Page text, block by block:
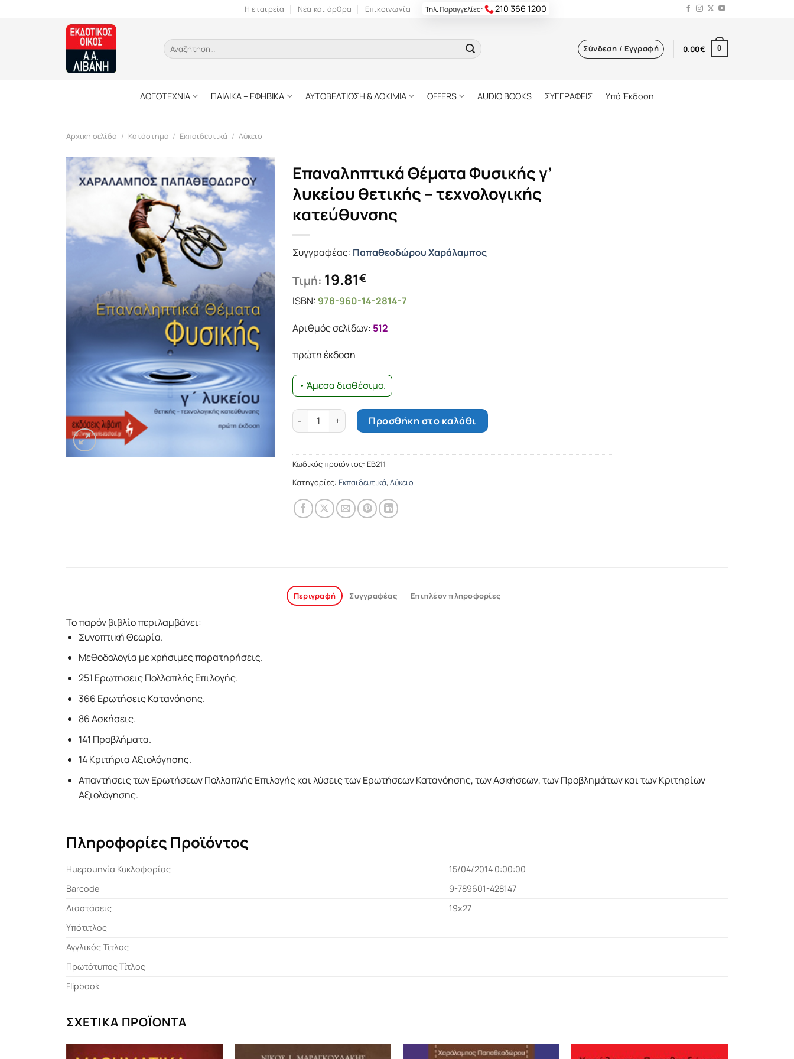
Η εταιρεία Νέα και άρθρα Επικοινωνία Τηλ. Παραγγελίες: 210 366 1200
Αναζήτηση
για:
Σύνδεση / Εγγραφή 0.00€ 0
ΛΟΓΟΤΕΧΝΙΑ ΠΑΙΔΙΚΑ – ΕΦΗΒΙΚΑ ΑΥΤΟΒΕΛΤΙΩΣΗ & ΔΟΚΙΜΙΑ OFFERS AUDIO BOOKS ΣΥΓΓΡΑΦΕΙΣ Υπό Έκδοση
Αρχική σελίδα / Κατάστημα / Εκπαιδευτικά / Λύκειο
Επαναληπτικά Θέματα Φυσικής γ’
λυκείου θετικής – τεχνολογικής
κατεύθυνσης
Συγγραφέας: Παπαθεοδώρου Χαράλαμπος
Τιμή: 19.81€
ISBN: 978-960-14-2814-7
Αριθμός σελίδων: 512
πρώτη έκδοση
• Άμεσα διαθέσιμο.
Επαναληπτικά Θέματα Φυσικής γ’ λυκείου θετικής - τεχνολογικής κατεύθυνσης ποσότητα
Προσθήκη στο καλάθι
Κωδικός προϊόντος:ΕΒ211
Κατηγορίες: Εκπαιδευτικά,Λύκειο
Περιγραφή Συγγραφέας Επιπλέον πληροφορίες
Το παρόν βιβλίο περιλαμβάνει:
Συνοπτική Θεωρία.
Μεθοδολογία με χρήσιμες παρατηρήσεις.
251 Ερωτήσεις Πολλαπλής Επιλογής.
366 Ερωτήσεις Κατανόησης.
86 Ασκήσεις.
141 Προβλήματα.
14 Κριτήρια Αξιολόγησης.
Απαντήσεις των Ερωτήσεων Πολλαπλής Επιλογής και λύσεις των Ερωτήσεων Κατανόησης, των Ασκήσεων, των Προβλημάτων και των Κριτηρίων
Αξιολόγησης.
Πληροφορίες Προϊόντος
Ημερομηνία Κυκλοφορίας
15/04/2014 0:00:00
Barcode
9-789601-428147
Διαστάσεις
19x27
Υπότιτλος
Αγγλικός Τίτλος
Πρωτότυπος Τίτλος
Flipbook
ΣΧΕΤΙΚΆ ΠΡΟΪΌΝΤΑ